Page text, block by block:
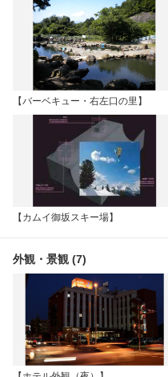
【バーベキュー・右左口の里】
【カムイ御坂スキー場】
外観・景観 (7)